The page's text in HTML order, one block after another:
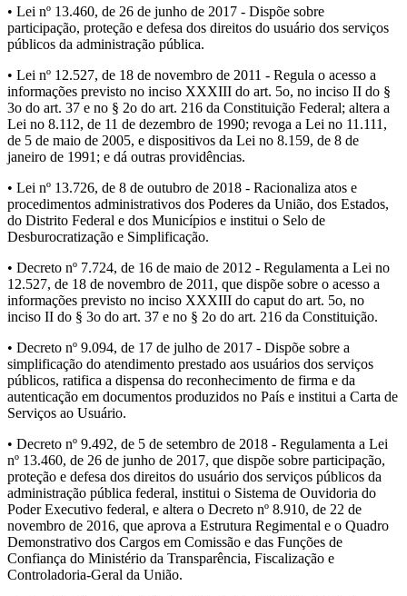
• Lei nº 13.460, de 26 de junho de 2017 - Dispõe sobre
participação, proteção e defesa dos direitos do usuário dos serviços
públicos da administração pública.
• Lei nº 12.527, de 18 de novembro de 2011 - Regula o acesso a
informações previsto no inciso XXXIII do art. 5o, no inciso II do §
3o do art. 37 e no § 2o do art. 216 da Constituição Federal; altera a
Lei no 8.112, de 11 de dezembro de 1990; revoga a Lei no 11.111,
de 5 de maio de 2005, e dispositivos da Lei no 8.159, de 8 de
janeiro de 1991; e dá outras providências.
• Lei nº 13.726, de 8 de outubro de 2018 - Racionaliza atos e
procedimentos administrativos dos Poderes da União, dos Estados,
do Distrito Federal e dos Municípios e institui o Selo de
Desburocratização e Simplificação.
• Decreto nº 7.724, de 16 de maio de 2012 - Regulamenta a Lei no
12.527, de 18 de novembro de 2011, que dispõe sobre o acesso a
informações previsto no inciso XXXIII do caput do art. 5o, no
inciso II do § 3o do art. 37 e no § 2o do art. 216 da Constituição.
• Decreto nº 9.094, de 17 de julho de 2017 - Dispõe sobre a
simplificação do atendimento prestado aos usuários dos serviços
públicos, ratifica a dispensa do reconhecimento de firma e da
autenticação em documentos produzidos no País e institui a Carta de
Serviços ao Usuário.
• Decreto nº 9.492, de 5 de setembro de 2018 - Regulamenta a Lei
nº 13.460, de 26 de junho de 2017, que dispõe sobre participação,
proteção e defesa dos direitos do usuário dos serviços públicos da
administração pública federal, institui o Sistema de Ouvidoria do
Poder Executivo federal, e altera o Decreto nº 8.910, de 22 de
novembro de 2016, que aprova a Estrutura Regimental e o Quadro
Demonstrativo dos Cargos em Comissão e das Funções de
Confiança do Ministério da Transparência, Fiscalização e
Controladoria-Geral da União.